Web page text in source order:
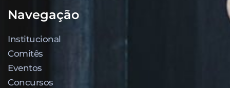
Navegação
Institucional
Comitês
Eventos
Concursos